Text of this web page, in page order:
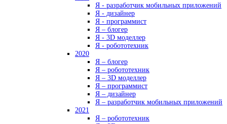
Я - разработчик мобильных приложений
Я - дизайнер
Я - программист
Я – блогер
Я - 3D моделлер
Я - робототехник
2020
Я – блогер
Я – робототехник
Я – 3D моделлер
Я – программист
Я – дизайнер
Я – разработчик мобильных приложений
2021
Я – робототехник